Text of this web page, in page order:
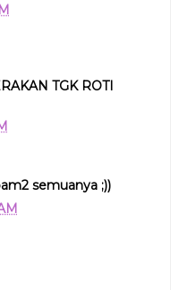
TGK ROTI
semuanya ;))